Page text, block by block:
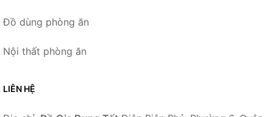
Đồ dùng phòng ăn
Nội thất phòng ăn
LIÊN HỆ